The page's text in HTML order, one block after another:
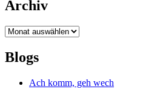
Archiv
Archiv
Blogs
Ach komm, geh wech